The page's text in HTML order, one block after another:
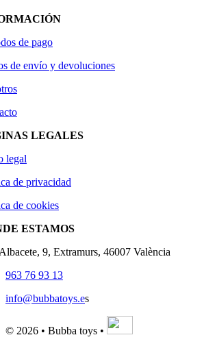
de pago
de envío y devoluciones
LEGALES
legal
de privacidad
de cookies
ESTAMOS
9, Extramurs, 46007 València
963 76 93 13
info@bubbatoys.es
© 2026 • Bubba toys •